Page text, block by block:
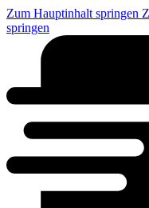
Zum Hauptinhalt springen
springen